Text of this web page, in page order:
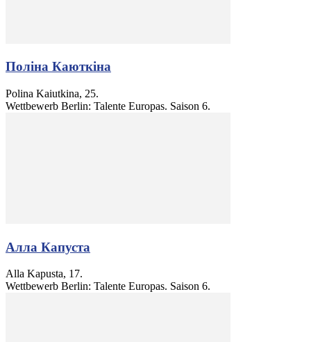
Поліна Каюткіна
Polina Kaiutkina, 25.
Wettbewerb Berlin: Talente Europas. Saison 6.
Алла Капуста
Alla Kapusta, 17.
Wettbewerb Berlin: Talente Europas. Saison 6.